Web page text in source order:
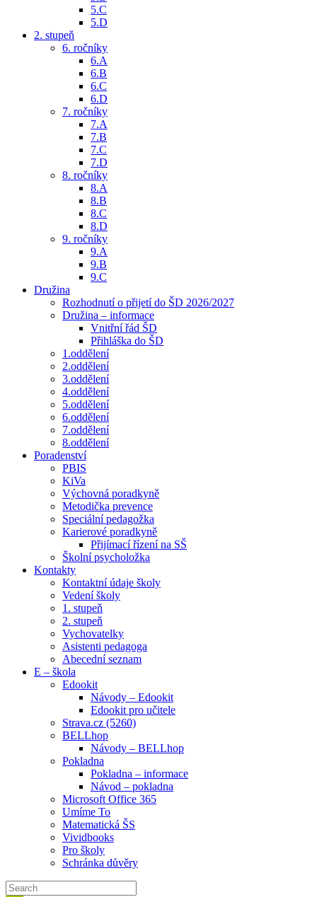
5.C
5.D
2. stupeň
6. ročníky
6.A
6.B
6.C
6.D
7. ročníky
7.A
7.B
7.C
7.D
8. ročníky
8.A
8.B
8.C
8.D
9. ročníky
9.A
9.B
9.C
Družina
Rozhodnutí o přijetí do ŠD 2026/2027
Družina – informace
Vnitřní řád ŠD
Přihláška do ŠD
1.oddělení
2.oddělení
3.oddělení
4.oddělení
5.oddělení
6.oddělení
7.oddělení
8.oddělení
Poradenství
PBIS
KiVa
Výchovná poradkyně
Metodička prevence
Speciální pedagožka
Karierové poradkyně
Přijímací řízení na SŠ
Školní psycholožka
Kontakty
Kontaktní údaje školy
Vedení školy
1. stupeň
2. stupeň
Vychovatelky
Asistenti pedagoga
Abecední seznam
E – škola
Edookit
Návody – Edookit
Edookit pro učitele
Strava.cz (5260)
BELLhop
Návody – BELLhop
Pokladna
Pokladna – informace
Návod – pokladna
Microsoft Office 365
Umíme To
Matematická ŠS
Vividbooks
Pro školy
Schránka důvěry